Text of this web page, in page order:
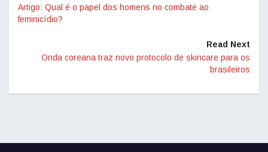
Artigo: Qual é o papel dos homens no combate ao
feminicídio?
Read Next
Onda coreana traz novo protocolo de skincare para os
brasileiros